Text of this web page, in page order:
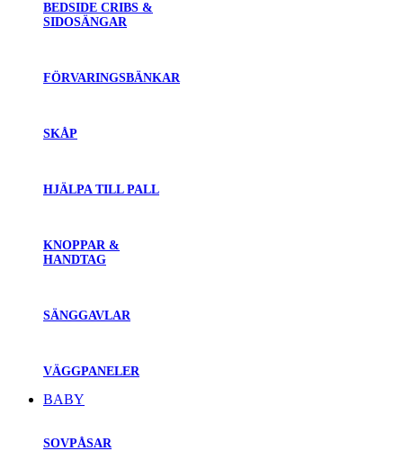
BEDSIDE CRIBS &
SIDOSÄNGAR
FÖRVARINGSBÄNKAR
SKÅP
HJÄLPA TILL PALL
KNOPPAR &
HANDTAG
SÄNGGAVLAR
VÄGGPANELER
BABY
SOVPÅSAR